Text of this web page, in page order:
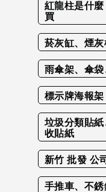
紅龍柱是什
買
菸灰缸、煙灰
雨傘架、傘
標示牌海報架
垃圾分類貼
收貼紙
新竹 批發 公司
手推車、不